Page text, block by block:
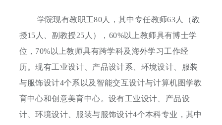
学院现有教职工80人，其中专任教师63人（教
授15人、副教授25人），60%以上教师具有博士学
位，70%以上教师具有跨学科及海外学习工作经
历。现有工业设计、产品设计系、环境设计、服装
与服饰设计4个系以及智能交互设计与计算机图学教
育中心和创意美育中心。设有工业设计、产品设
计、环境设计、服装与服饰设计4个本科专业，其中